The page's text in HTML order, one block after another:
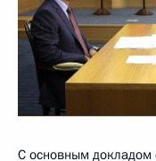
С основным докладом